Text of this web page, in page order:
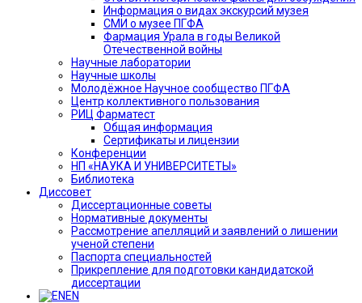
Информация о видах экскурсий музея
СМИ о музее ПГФА
Фармация Урала в годы Великой
Отечественной войны
Научные лаборатории
Научные школы
Молодёжное Научное сообщество ПГФА
Центр коллективного пользования
РИЦ Фарматест
Общая информация
Сертификаты и лицензии
Конференции
НП «НАУКА И УНИВЕРСИТЕТЫ»
Библиотека
Диссовет
Диссертационные советы
Нормативные документы
Рассмотрение апелляций и заявлений о лишении
ученой степени
Паспорта специальностей
Прикрепление для подготовки кандидатской
диссертации
EN